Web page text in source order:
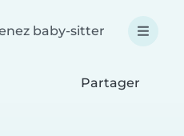
baby-sitter
Partager